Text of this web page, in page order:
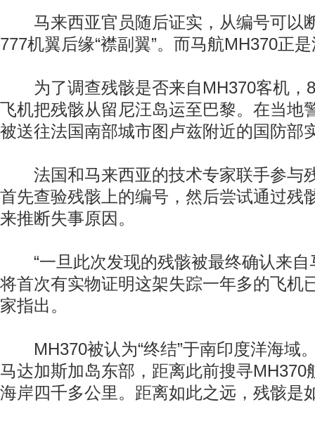
马来西亚官员随后证实，从编号可以
777机翼后缘“襟副翼”。而马航MH370正
为了调查残骸是否来自MH370客机，8
飞机把残骸从留尼汪岛运至巴黎。在当地
被送往法国南部城市图卢兹附近的国防部
法国和马来西亚的技术专家联手参与
首先查验残骸上的编号，然后尝试通过残
来推断失事原因。
“一旦此次发现的残骸被最终确认来自
将首次有实物证明这架失踪一年多的飞机
家指出。
MH370被认为“终结”于南印度洋海域
马达加斯加岛东部，距离此前搜寻MH370
海岸四千多公里。距离如此之远，残骸是